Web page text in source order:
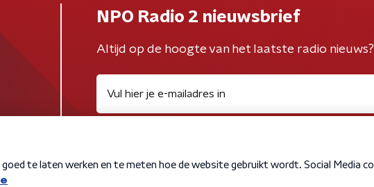
NPO Radio 2 nieuwsbrief
Altijd op de hoogte van het laatste radio nieuws?